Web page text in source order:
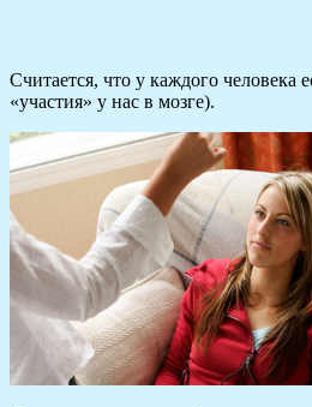
Считается, что у каждого человека
«участия» у нас в мозге).